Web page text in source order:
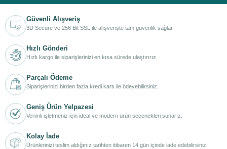
Güvenli Alışveriş
3D Secure ve 256 Bit SSL ile alışverişte tam güvenlik sağlar.
Hızlı Gönderi
Hızlı kargo ile siparişlerinizi en kısa sürede ulaştırırız.
Parçalı Ödeme
Siparişlerinizi birden fazla kredi kartı ile ödeyebilirsiniz.
Geniş Ürün Yelpazesi
Verimli işletmeniz için ideal ve modern ürün seçenekleri sunarız.
Kolay İade
Ürünlerinizi teslim aldığınız tarihten itibaren 14 gün içinde iade edebilirsiniz.